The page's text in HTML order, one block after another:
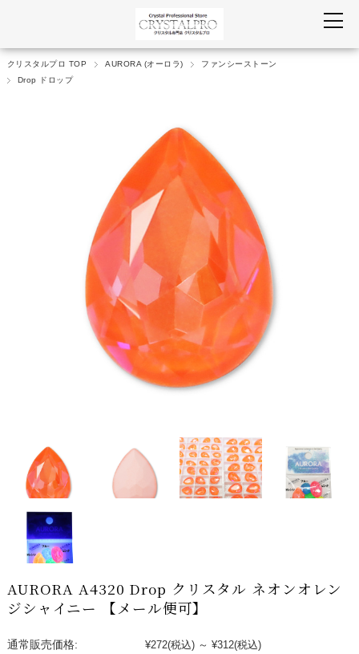
クリスタルプロ TOP AURORA (オーロラ)
ファンシーストーン
Drop ドロップ
AURORA A4320 Drop クリスタル ネオンオレン
ジシャイニー 【メール便可】
通常販売価格: ¥272(税込) ～ ¥312(税込)